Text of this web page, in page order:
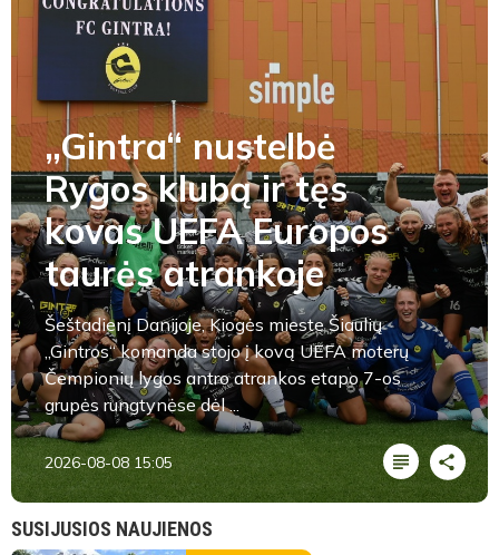
„Gintra“ nustelbė
Rygos klubą ir tęs
kovas UEFA Europos
taurės atrankoje
Šeštadienį Danijoje, Kiogės mieste Šiaulių
„Gintros“ komanda stojo į kovą UEFA moterų
Čempionių lygos antro atrankos etapo 7-os
grupės rungtynėse dėl ...
2026-08-08 15:05
SUSIJUSIOS NAUJIENOS